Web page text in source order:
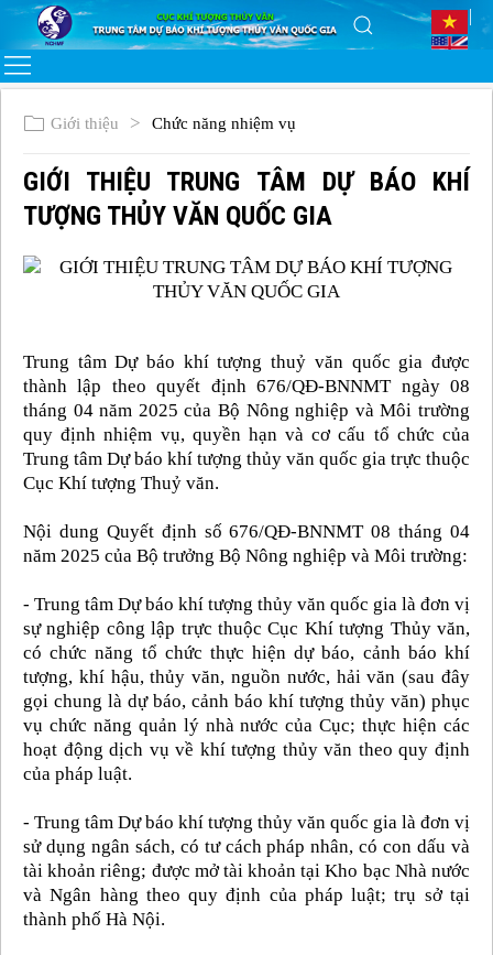
Giới thiệu Chức năng nhiệm vụ
GIỚI THIỆU TRUNG TÂM DỰ BÁO KHÍ
TƯỢNG THỦY VĂN QUỐC GIA
Trung tâm Dự báo khí tượng thuỷ văn quốc gia được
thành lập theo quyết định 676/QĐ-BNNMT ngày 08
tháng 04 năm 2025 của Bộ Nông nghiệp và Môi trường
quy định nhiệm vụ, quyền hạn và cơ cấu tổ chức của
Trung tâm Dự báo khí tượng thủy văn quốc gia trực thuộc
Cục Khí tượng Thuỷ văn.
Nội dung Quyết định số 676/QĐ-BNNMT 08 tháng 04
năm 2025 của Bộ trưởng Bộ Nông nghiệp và Môi trường:
- Trung tâm Dự báo khí tượng thủy văn quốc gia là đơn vị
sự nghiệp công lập trực thuộc Cục Khí tượng Thủy văn,
có chức năng tổ chức thực hiện dự báo, cảnh báo khí
tượng, khí hậu, thủy văn, nguồn nước, hải văn (sau đây
gọi chung là dự báo, cảnh báo khí tượng thủy văn) phục
vụ chức năng quản lý nhà nước của Cục; thực hiện các
hoạt động dịch vụ về khí tượng thủy văn theo quy định
của pháp luật.
- Trung tâm Dự báo khí tượng thủy văn quốc gia là đơn vị
sử dụng ngân sách, có tư cách pháp nhân, có con dấu và
tài khoản riêng; được mở tài khoản tại Kho bạc Nhà nước
và Ngân hàng theo quy định của pháp luật; trụ sở tại
thành phố Hà Nội.